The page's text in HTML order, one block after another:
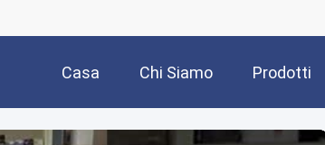
Casa Chi Siamo Prodotti